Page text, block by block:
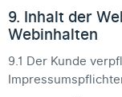
9. Inhalt der
Webinhalten
9.1 Der Kunde